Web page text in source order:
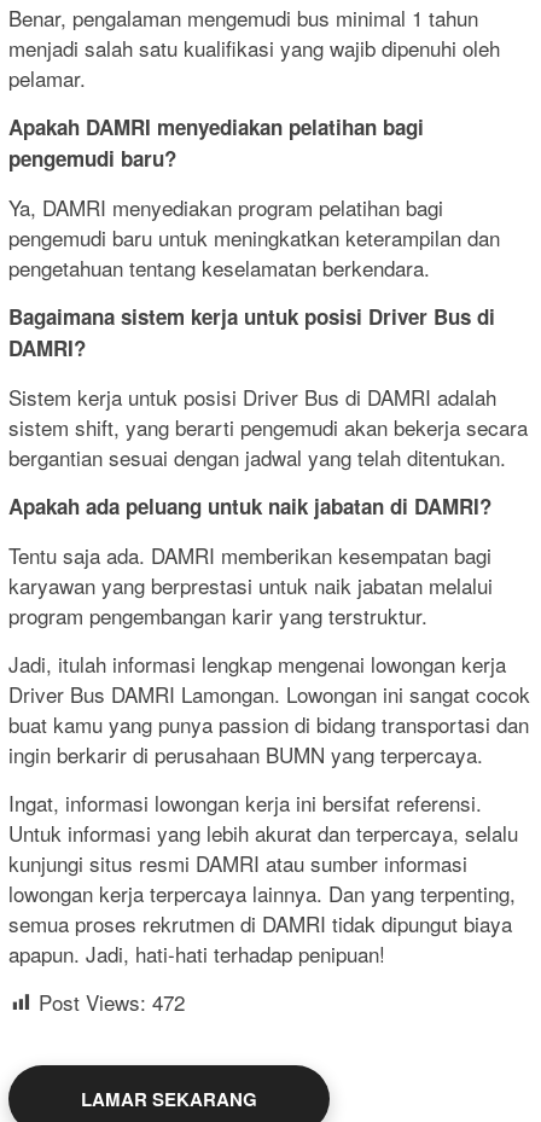
Benar, pengalaman mengemudi bus minimal 1 tahun
menjadi salah satu kualifikasi yang wajib dipenuhi oleh
pelamar.
Apakah DAMRI menyediakan pelatihan bagi
pengemudi baru?
Ya, DAMRI menyediakan program pelatihan bagi
pengemudi baru untuk meningkatkan keterampilan dan
pengetahuan tentang keselamatan berkendara.
Bagaimana sistem kerja untuk posisi Driver Bus di
DAMRI?
Sistem kerja untuk posisi Driver Bus di DAMRI adalah
sistem shift, yang berarti pengemudi akan bekerja secara
bergantian sesuai dengan jadwal yang telah ditentukan.
Apakah ada peluang untuk naik jabatan di DAMRI?
Tentu saja ada. DAMRI memberikan kesempatan bagi
karyawan yang berprestasi untuk naik jabatan melalui
program pengembangan karir yang terstruktur.
Jadi, itulah informasi lengkap mengenai lowongan kerja
Driver Bus DAMRI Lamongan. Lowongan ini sangat cocok
buat kamu yang punya passion di bidang transportasi dan
ingin berkarir di perusahaan BUMN yang terpercaya.
Ingat, informasi lowongan kerja ini bersifat referensi.
Untuk informasi yang lebih akurat dan terpercaya, selalu
kunjungi situs resmi DAMRI atau sumber informasi
lowongan kerja terpercaya lainnya. Dan yang terpenting,
semua proses rekrutmen di DAMRI tidak dipungut biaya
apapun. Jadi, hati-hati terhadap penipuan!
Post Views: 472
LAMAR SEKARANG